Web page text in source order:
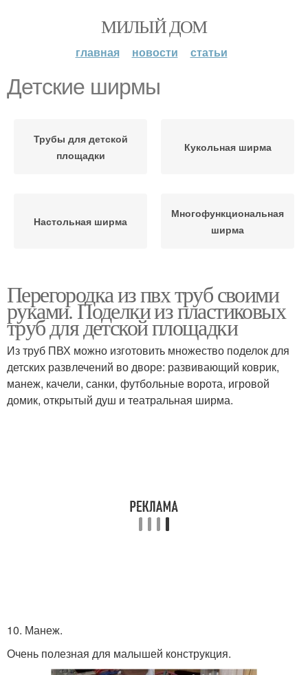
МИЛЫЙ ДОМ
главная новости статьи
Детские ширмы
Трубы для детской
площадки
Кукольная ширма
Настольная ширма
Многофункциональная
ширма
Перегородка из пвх труб своими
руками. Поделки из пластиковых
труб для детской площадки
Из труб ПВХ можно изготовить множество поделок для
детских развлечений во дворе: развивающий коврик,
манеж, качели, санки, футбольные ворота, игровой
домик, открытый душ и театральная ширма.
10. Манеж.
Очень полезная для малышей конструкция.